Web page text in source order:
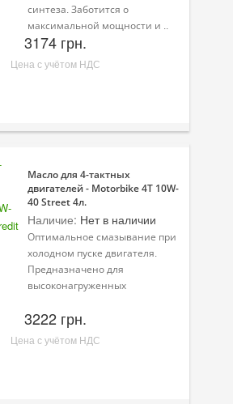
синтеза. Заботится о
максимальной мощности и ..
3174 грн.
Цена с учётом НДС
Масло для 4-тактных
двигателей - Motorbike 4T 10W-
40 Street 4л.
Наличие: Нет в наличии
Оптимальное смазывание при
холодном пуске двигателя.
Предназначено для
высоконагруженных
3222 грн.
Цена с учётом НДС